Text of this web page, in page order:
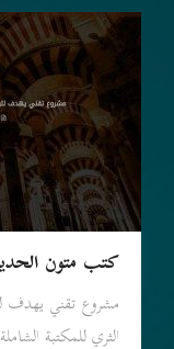
كتب متون
مشروع تقني يهدف
الثري للمكتبة